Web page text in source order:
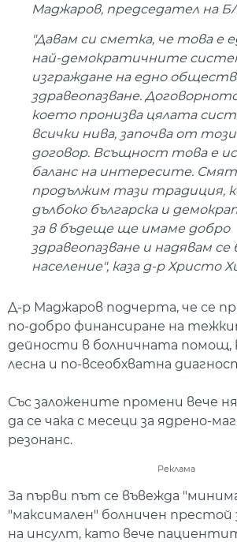
Маджаров, председател на
"Давам си сметка, че това е
най-демократичните
изграждане на едно
здравеопазване.
което пронизва цялата
всички нива, започва от
договор. Всъщност това е
баланс на интересите.
продължим тази традиция,
дълбоко българска и
за в бъдеще ще имаме добро
здравеопазване и надявам се
население", каза д-р Христо
Д-р Маджаров подчерта, че се
по-добро финансиране на
дейности в болничната помощ,
лесна и по-всеобхватна
Със заложените промени вече
да се чака с месеци за ядрено-
резонанс.
Реклама
За първи път се въвежда
"максимален" болничен престой
на инсулт, като вече